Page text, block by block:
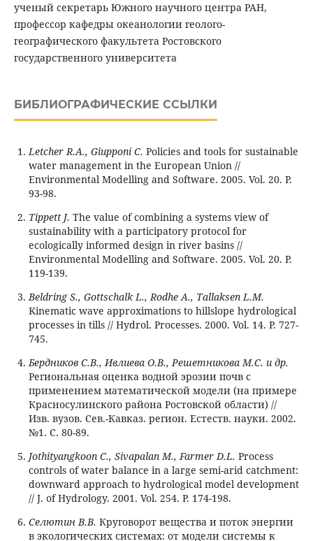
ученый секретарь Южного научного центра РАН,
профессор кафедры океанологии геолого-
географического факультета Ростовского
государственного университета
БИБЛИОГРАФИЧЕСКИЕ ССЫЛКИ
Letcher R.A., Giupponi C. Policies and tools for sustainable
water management in the European Union //
Environmental Modelling and Software. 2005. Vol. 20. P.
93-98.
Tippett J. The value of combining a systems view of
sustainability with a participatory protocol for
ecologically informed design in river basins //
Environmental Modelling and Software. 2005. Vol. 20. P.
119-139.
Beldring S., Gottschalk L., Rodhe A., Tallaksen L.M.
Kinematic wave approximations to hillslope hydrological
processes in tills // Hydrol. Processes. 2000. Vol. 14. P. 727-
745.
Бердников С.В., Ивлиева О.В., Решетникова М.С. и др.
Региональная оценка водной эрозии почв с
применением математической модели (на примере
Красносулинского района Ростовской области) //
Изв. вузов. Сев.-Кавказ. регион. Естеств. науки. 2002.
№1. С. 80-89.
Jothityangkoon C., Sivapalan M., Farmer D.L. Process
controls of water balance in a large semi-arid catchment:
downward approach to hydrological model development
// J. of Hydrology. 2001. Vol. 254. P. 174-198.
Селютин В.В. Круговорот вещества и поток энергии
в экологических системах: от модели системы к